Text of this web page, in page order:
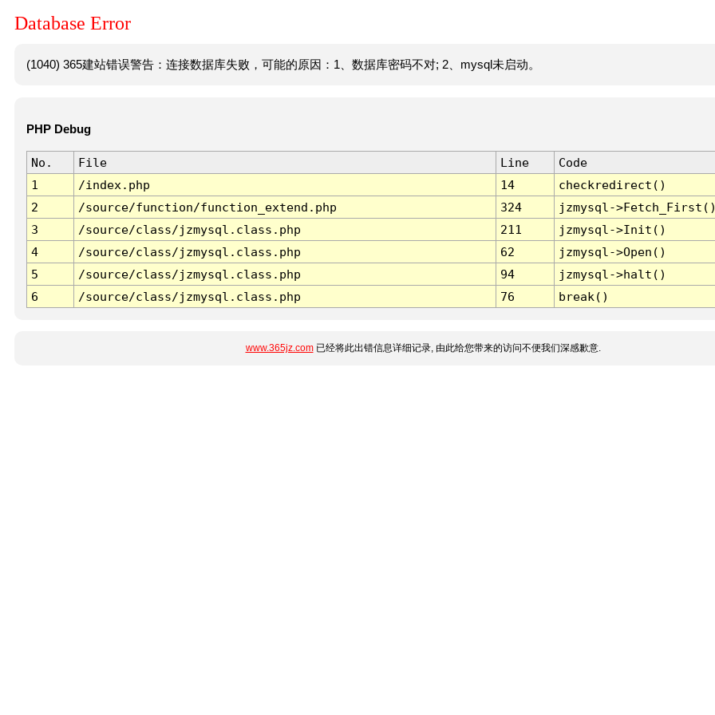
Database Error
(1040) 365建站错误警告：连接数据库失败，可能的原因：1、数据库密码不对; 2、mysql未启动。
PHP Debug
No. File Line
Code
1
/index.php 14
checkredirect()
2
/source/function/function_extend.php 324
jzmysql-
3
/source/class/jzmysql.class.php 211
jzmysql->Init()
4
/source/class/jzmysql.class.php 62
jzmysql->Open()
5
/source/class/jzmysql.class.php 94
jzmysql->halt()
6
/source/class/jzmysql.class.php 76 break()
www.365jz.com已经将此出错信息详细记录, 由此给您带来的访问不便我们深感歉意.